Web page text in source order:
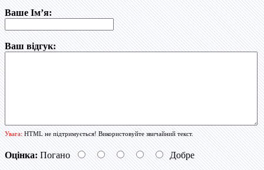
Ваше Ім’я:
Ваш відгук:
Увага:HTML не підтримується! Використовуйте звичайний текст.
Оцінка: Погано Добре